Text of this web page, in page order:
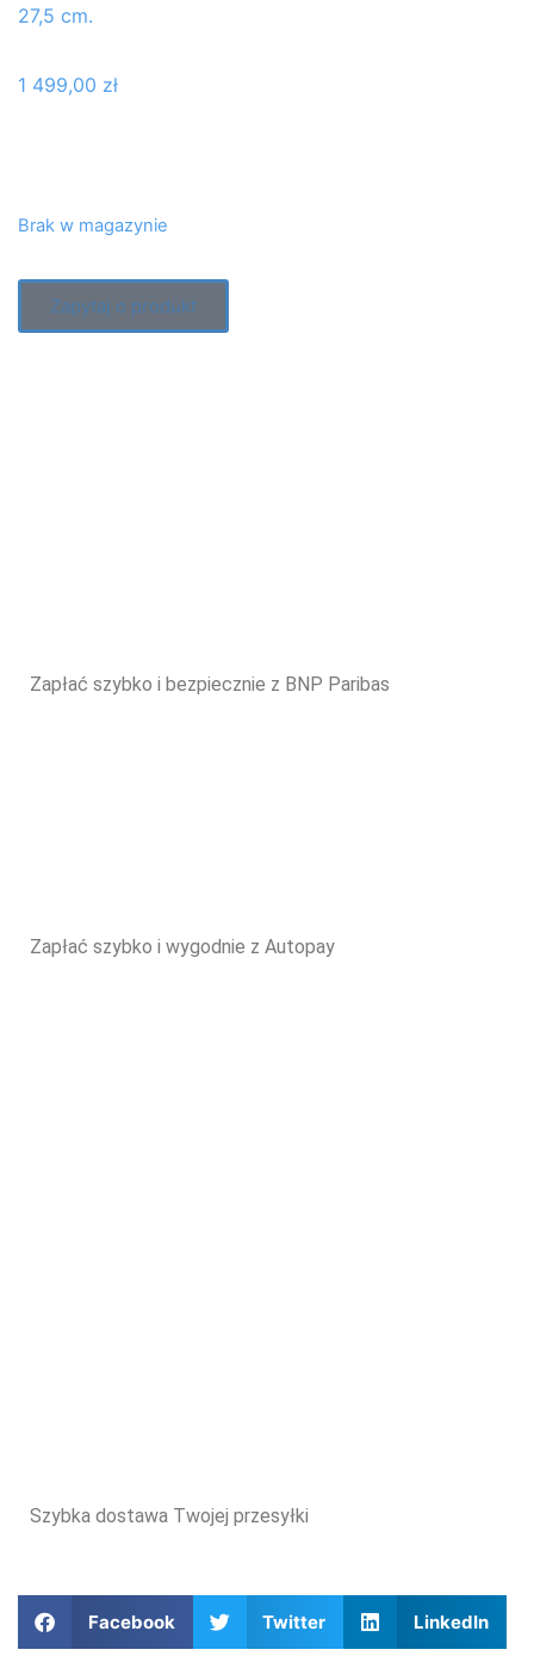
Facebook Twitter LinkedIn
27,5 cm.
1 499,00 zł
Brak w magazynie
Zapytaj o produkt
Zapłać szybko i bezpiecznie z BNP Paribas
Zapłać szybko i wygodnie z Autopay
Szybka dostawa Twojej przesyłki